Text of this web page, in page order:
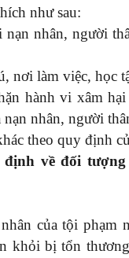
như sau:
nhân, người
nơi làm việc, học
hành vi xâm
nạn nhân, người
theo quy định
định về đối
của tội phạm
khỏi bị tổn